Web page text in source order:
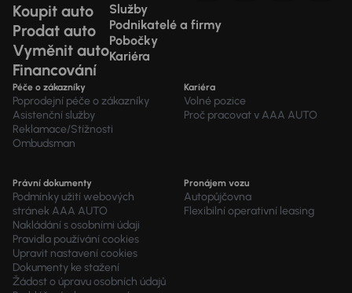
Koupit auto
Prodat auto
Vyměnit auto
Financování
Služby
Podnikatelé a firmy
Pobočky
Kariéra
Péče o zákazníky
Poprodejní péče o zákazníky
Asistenční služby
Reklamace/Stížnosti
Ombudsman
Kariéra
Volné pozice
Proč pracovat v AAA AUTO
Právní dokumenty
Podmínky užití webových
stránek AAA AUTO
Nakládání s osobními údaji
Pravidla používání cookies
Upravit nastavení cookies
Dokumenty ke stažení
Žádost o úpravu osobních údajů
Pronájem vozu
Autopůjčovna
Flexibilní operativní leasing